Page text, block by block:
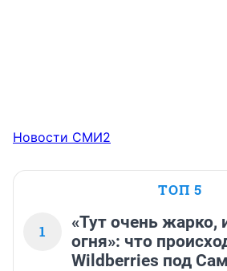
Новости СМИ2
ТОП 5
1
«Тут очень жарко,
огня»: что
Wildberries под